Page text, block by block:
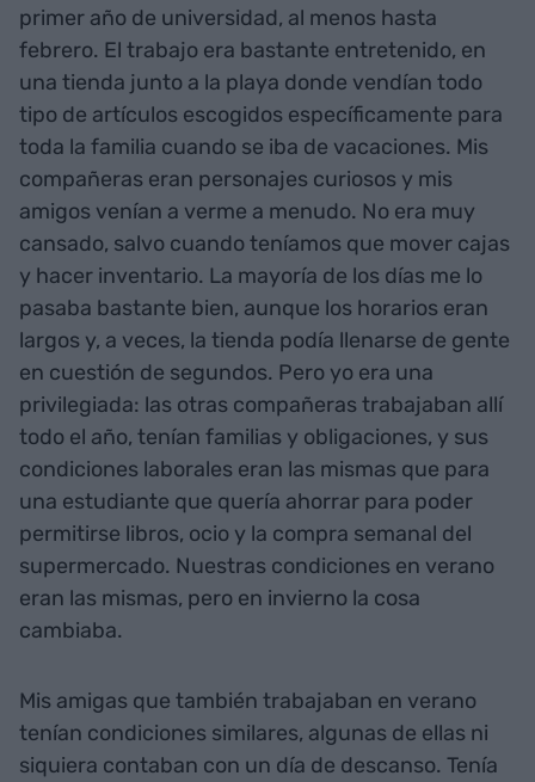
primer año de universidad, al menos hasta
febrero. El trabajo era bastante entretenido, en
una tienda junto a la playa donde vendían todo
tipo de artículos escogidos específicamente para
toda la familia cuando se iba de vacaciones. Mis
compañeras eran personajes curiosos y mis
amigos venían a verme a menudo. No era muy
cansado, salvo cuando teníamos que mover cajas
y hacer inventario. La mayoría de los días me lo
pasaba bastante bien, aunque los horarios eran
largos y, a veces, la tienda podía llenarse de gente
en cuestión de segundos. Pero yo era una
privilegiada: las otras compañeras trabajaban allí
todo el año, tenían familias y obligaciones, y sus
condiciones laborales eran las mismas que para
una estudiante que quería ahorrar para poder
permitirse libros, ocio y la compra semanal del
supermercado. Nuestras condiciones en verano
eran las mismas, pero en invierno la cosa
cambiaba.
Mis amigas que también trabajaban en verano
tenían condiciones similares, algunas de ellas ni
siquiera contaban con un día de descanso. Tenía